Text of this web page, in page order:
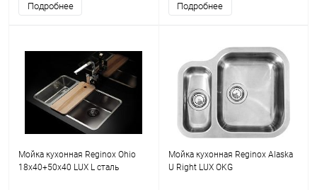
Подробнее Подробнее
Мойка кухонная Reginox Ohio
18x40+50x40 LUX L сталь
Мойка кухонная Reginox Alaska
U Right LUX OKG